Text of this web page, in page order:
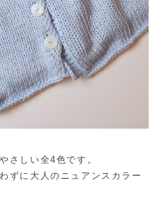
さしい全4色です。
ずに大人のニュアンスカラー